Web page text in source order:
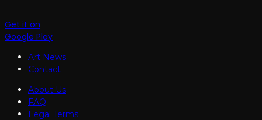
Get it on
Google Play
Art News
Contact
About Us
FAQ
Legal Terms